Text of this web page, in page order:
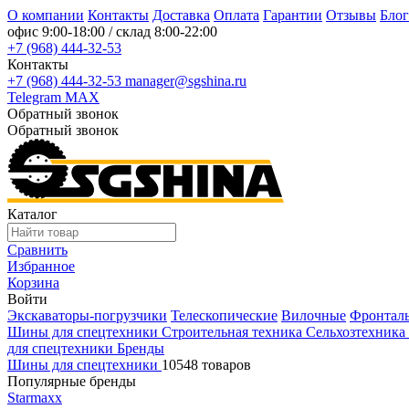
О компании Контакты Доставка Оплата Гарантии Отзывы Блог
офис 9:00-18:00 / склад 8:00-22:00
+7 (968) 444-32-53
Контакты
+7 (968) 444-32-53 manager@sgshina.ru
Telegram MAX
Обратный звонок
Обратный звонок
Каталог
Сравнить
Избранное
Корзина
Войти
Экскаваторы-погрузчики Телескопические Вилочные
Шины для спецтехники Строительная техника Сельхозтехника
для спецтехники Бренды
Шины для спецтехники 10548 товаров
Популярные бренды
Starmaxx